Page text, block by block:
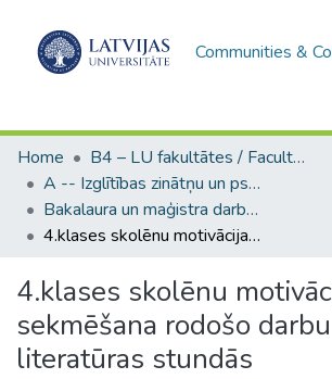
Communities &
Home
B4 – LU fakultātes / Faculties of the UL
A -- Izglītības zinātņu un psiholoģijas fakultāte / Faculty of Education Sciences and Psychology
Bakalaura un maģistra darbi (PPMF) / Bachelor's and Master's theses
4.klases skolēnu motivācijas sekmēšana rodošo darbu veikšanai literatūras stundās
4.klases skolēnu
sekmēšana rodošo
literatūras stundās